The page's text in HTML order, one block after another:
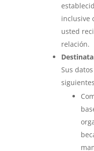
inclusive
usted
relación.
Sus